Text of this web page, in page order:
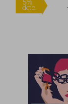
Rápido